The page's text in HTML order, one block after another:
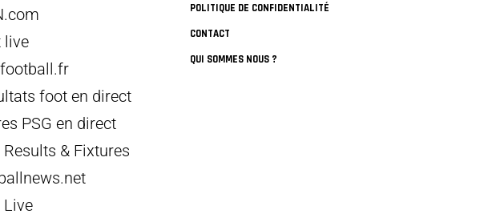
live
foot en direct
PSG en direct
Results & Fixtures
Live
POLITIQUE DE CONFIDENTIALITÉ
CONTACT
QUI SOMMES NOUS ?